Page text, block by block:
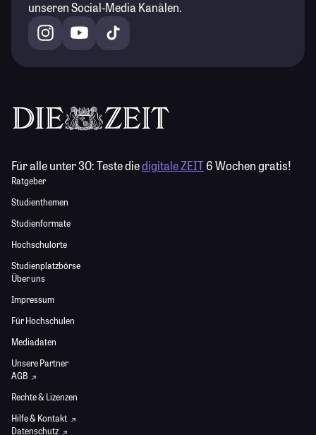
unseren Social-Media Kanälen.
Für alle unter 30:Teste diedigitale ZEIT6 Wochen gratis!
Ratgeber
Studienthemen
Studienformate
Hochschulorte
Studienplatzbörse
Über uns
Impressum
Für Hochschulen
Mediadaten
Unsere Partner
AGB
Rechte & Lizenzen
Hilfe & Kontakt
Datenschutz